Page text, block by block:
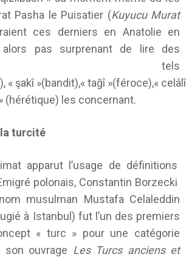
Pasha le Puisatier (Kuyucu Murat
ces derniers en Anatolie en
alors pas surprenant de lire des
tels
« şakî »(bandit),« tağî »(féroce),«
(hérétique) les concernant.
turcité
apparut l’usage de définitions
polonais, Constantin Borzecki
musulman Mustafa Celaleddin
à Istanbul) fut l’un des premiers
« turc » pour une catégorie
son ouvrage Les Turcs anciens et